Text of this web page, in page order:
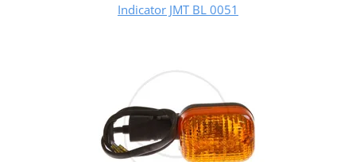
Indicator JMT BL 0051